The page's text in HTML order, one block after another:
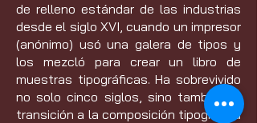
de relleno estándar de las industrias
desde el siglo XVI, cuando un impresor
(anónimo) usó una galera de tipos y
los mezcló para crear un libro de
muestras tipográficas. Ha sobrevivido
no solo cinco siglos, sino también la
transición a la composición tipográfica